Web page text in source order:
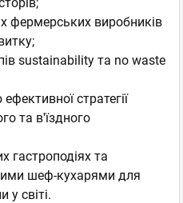
фермерських виробників
sustainability та no waste
стратегії
та в'їздного
гастроподіях та
шеф-кухарями для
у світі.